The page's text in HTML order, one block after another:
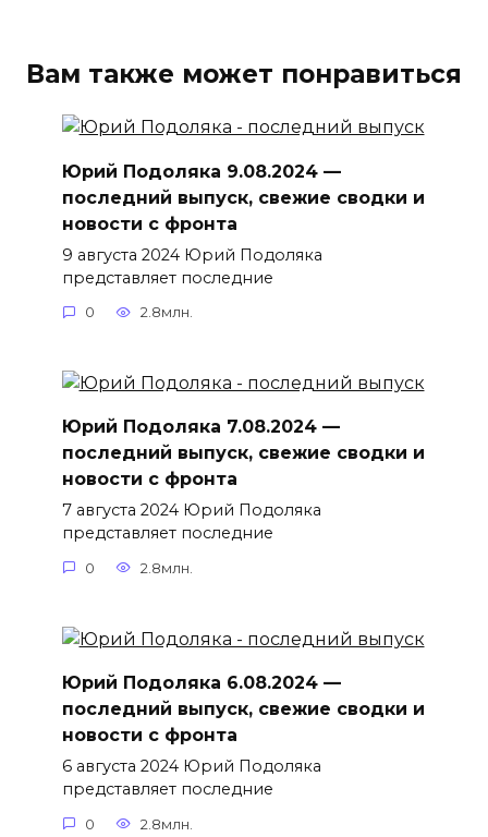
Вам также может понравиться
Юрий Подоляка 9.08.2024 —
последний выпуск, свежие сводки и
новости с фронта
9 августа 2024 Юрий Подоляка
представляет последние
0 2.8млн.
Юрий Подоляка 7.08.2024 —
последний выпуск, свежие сводки и
новости с фронта
7 августа 2024 Юрий Подоляка
представляет последние
0 2.8млн.
Юрий Подоляка 6.08.2024 —
последний выпуск, свежие сводки и
новости с фронта
6 августа 2024 Юрий Подоляка
представляет последние
0 2.8млн.